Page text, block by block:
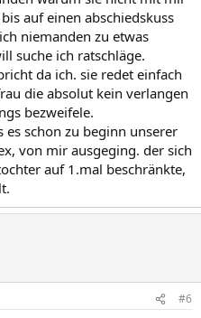
auf einen abschiedskuss
niemanden zu etwas
suche ich ratschläge.
da ich. sie redet einfach
die absolut kein verlangen
bezweifele.
es schon zu beginn unserer
von mir ausgeging. der sich
auf 1.mal beschränkte,
#6